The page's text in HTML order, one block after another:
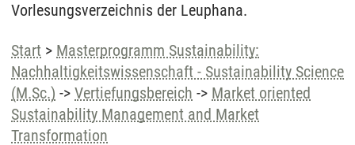
Vorlesungsverzeichnis der Leuphana.
Start > Masterprogramm Sustainability:
Nachhaltigkeitswissenschaft - Sustainability Science
(M.Sc.) -> Vertiefungsbereich -> Market oriented
Sustainability Management and Market
Transformation